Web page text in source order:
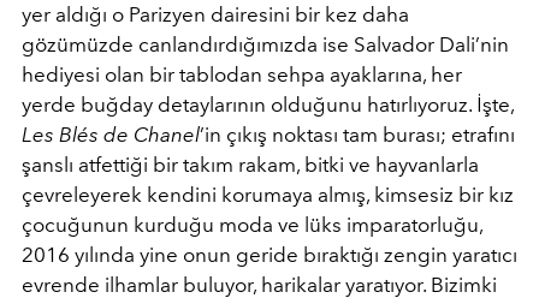
yer aldığı o Parizyen dairesini bir kez daha
gözümüzde canlandırdığımızda ise Salvador Dali’nin
hediyesi olan bir tablodan sehpa ayaklarına, her
yerde buğday detaylarının olduğunu hatırlıyoruz. İşte,
Les Blés de Chanel’in çıkış noktası tam burası; etrafını
şanslı atfettiği bir takım rakam, bitki ve hayvanlarla
çevreleyerek kendini korumaya almış, kimsesiz bir kız
çocuğunun kurduğu moda ve lüks imparatorluğu,
2016 yılında yine onun geride bıraktığı zengin yaratıcı
evrende ilhamlar buluyor, harikalar yaratıyor. Bizimki